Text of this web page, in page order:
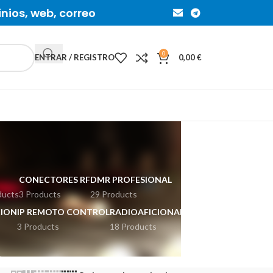
web, correo
ENTRAR / REGISTRO 0 0,00€
CONECTORES RF
3 Products
DMR PROFESIONAL
29 Products
IP REMOTO CONTROL
3 Products
RADIOAFICIONADOS
18 Products